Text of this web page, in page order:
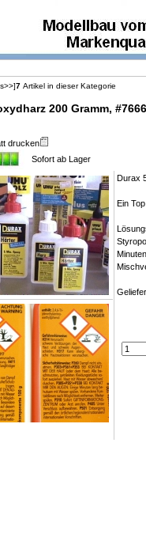
7 Artikel in dieser Kategorie
200 Gramm,
drucken
Sofort ab Lager
Durax
Ein